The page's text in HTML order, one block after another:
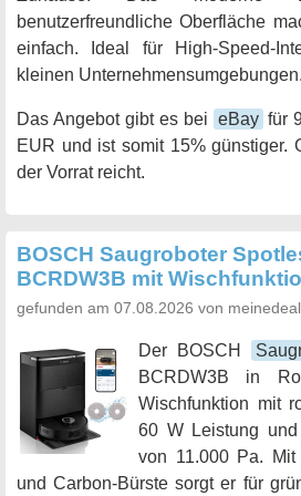
benutzerfreundliche Oberfläche
einfach. Ideal für High-Speed-
kleinen Unternehmensumgebungen.
Das Angebot gibt es bei eBay für
EUR und ist somit 15% günstiger.
der Vorrat reicht.
BOSCH Saugroboter
BCRDW3B mit
gefunden am 07.08.2026 von
Der BOSCH
BCRDW3B in
Wischfunktion mit
60 W Leistung
von 11.000 Pa. Mit
und Carbon-Bürste sorgt er für